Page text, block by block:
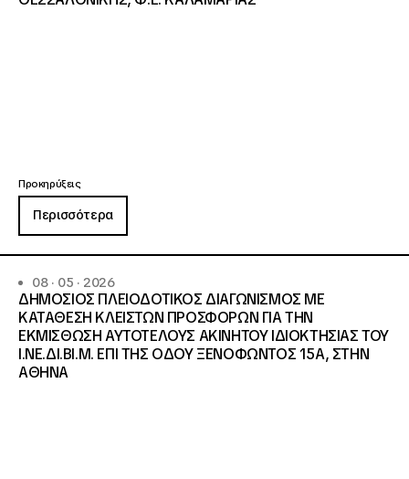
Προκηρύξεις
Περισσότερα
08 · 05 · 2026
ΔΗΜΟΣΙΟΣ ΠΛΕΙΟΔΟΤΙΚΟΣ ΔΙΑΓΩΝΙΣΜΟΣ ΜΕ
ΚΑΤΑΘΕΣΗ ΚΛΕΙΣΤΩΝ ΠΡΟΣΦΟΡΩΝ ΓΙΑ ΤΗΝ
ΕΚΜΙΣΘΩΣΗ ΑΥΤΟΤΕΛΟΥΣ ΑΚΙΝΗΤΟΥ ΙΔΙΟΚΤΗΣΙΑΣ ΤΟΥ
Ι.ΝΕ.ΔΙ.ΒΙ.Μ. ΕΠΙ ΤΗΣ ΟΔΟΥ ΞΕΝΟΦΩΝΤΟΣ 15Α, ΣΤΗΝ
ΑΘΗΝΑ